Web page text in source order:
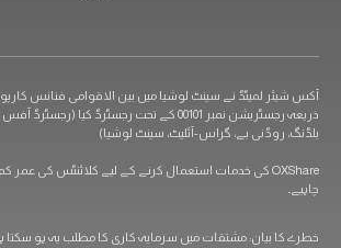
آکس شیئر لمیٹڈ نے سینٹ لوشیا میں بین الاقوامی فنانس
ذریعہ رجسٹریشن نمبر 00101 کے تحت رجسٹرڈ کیا
بلڈنگ، روڈنی بے، گراس-آئلیٹ، سینٹ لوشیا)
چاہیے۔
خطرے کا بیان: مشتقات میں سرمایہ کاری کا مطلب یہ ہو سکتا